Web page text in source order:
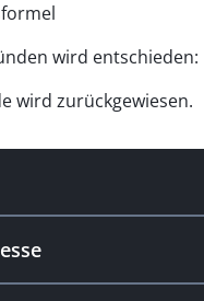
wird entschieden:
wird zurückgewiesen.